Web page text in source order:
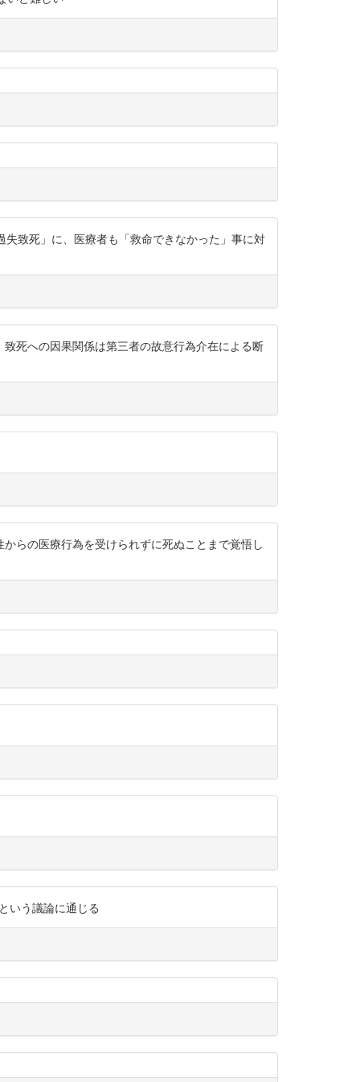
致死」に、医療者も「救命できなかった」事に対
死への因果関係は第三者の故意行為介在による断
らの医療行為を受けられずに死ぬことまで覚悟し
いう議論に通じる